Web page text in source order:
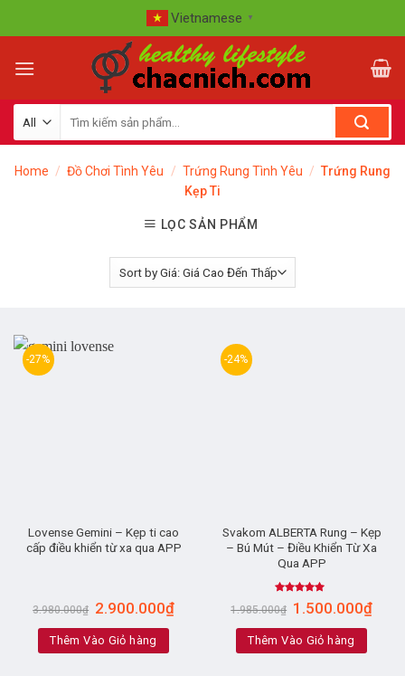
to
Vietnamese ▼
Home / Đồ Chơi Tình Yêu / Trứng Rung Tình Yêu / Trứng Rung
Kẹp Ti
LỌC SẢN PHẨM
-27%
Lovense Gemini – Kẹp ti cao
cấp điều khiển từ xa qua APP
3.980.000₫ 2.900.000₫
Thêm Vào Giỏ hàng
-24%
Svakom ALBERTA Rung – Kẹp
– Bú Mút – Điều Khiển Từ Xa
Qua APP
Rated
5.00
out of 5
1.985.000₫ 1.500.000₫
Thêm Vào Giỏ hàng